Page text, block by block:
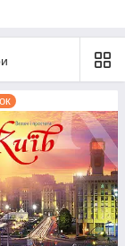
крізь серце
російсько
цей
2 штук (за